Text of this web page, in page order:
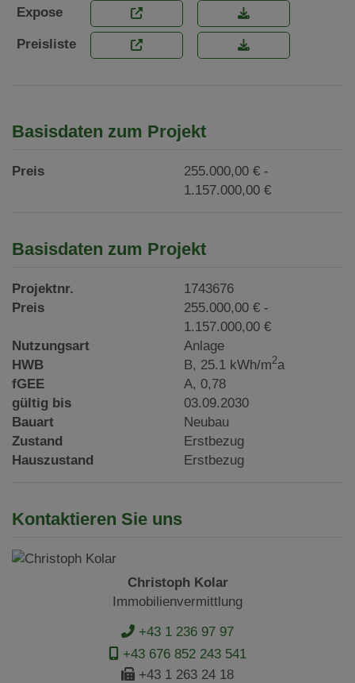
Expose
Preisliste
Basisdaten zum Projekt
Preis
255.000,00 € -
1.157.000,00 €
Basisdaten zum Projekt
Projektnr.
1743676
Preis
255.000,00 € -
1.157.000,00 €
Nutzungsart
Anlage
HWB
B, 25.1 kWh/m2a
fGEE
A, 0,78
gültig bis
03.09.2030
Bauart
Neubau
Zustand
Erstbezug
Hauszustand
Erstbezug
Kontaktieren Sie uns
Christoph Kolar
Immobilienvermittlung
+43 1 236 97 97
+43 676 852 243 541
+43 1 263 24 18